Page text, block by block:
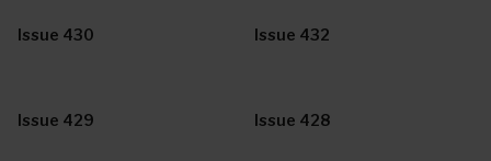
Issue 430 Issue 432
Issue 429 Issue 428